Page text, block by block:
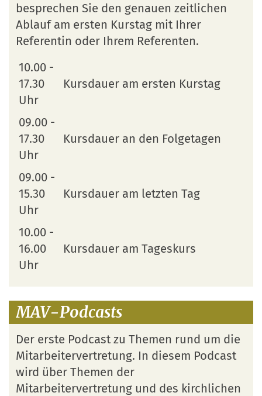
besprechen Sie den genauen zeitlichen
Ablauf am ersten Kurstag mit Ihrer
Referentin oder Ihrem Referenten.
10.00 -
17.30
Uhr
Kursdauer am ersten Kurstag
09.00 -
17.30
Uhr
Kursdauer an den Folgetagen
09.00 -
15.30
Uhr
Kursdauer am letzten Tag
10.00 -
16.00
Uhr
Kursdauer am Tageskurs
MAV-Podcasts
Der erste Podcast zu Themen rund um die
Mitarbeitervertretung. In diesem Podcast
wird über Themen der
Mitarbeitervertretung und des kirchlichen